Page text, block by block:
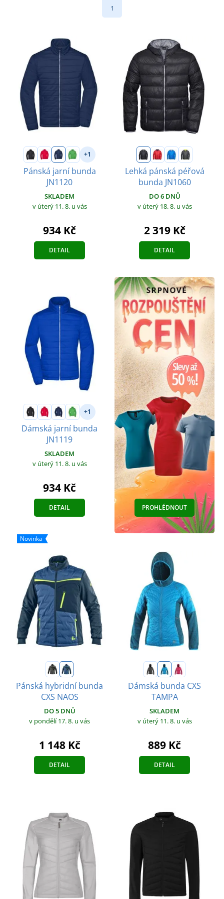
1
+1
Pánská jarní bunda
JN1120
SKLADEM
v úterý 11. 8. u vás
934 Kč
DETAIL
Lehká pánská péřová
bunda JN1060
DO 6 DNŮ
v úterý 18. 8. u vás
2 319 Kč
DETAIL
+1
Dámská jarní bunda
JN1119
SKLADEM
v úterý 11. 8. u vás
934 Kč
DETAIL PROHLÉDNOUT
Novinka
Pánská hybridní bunda
CXS NAOS
DO 5 DNŮ
v pondělí 17. 8. u vás
1 148 Kč
DETAIL
Dámská bunda CXS
TAMPA
SKLADEM
v úterý 11. 8. u vás
889 Kč
DETAIL